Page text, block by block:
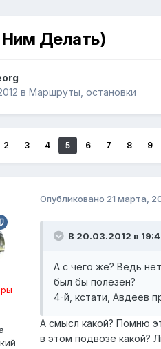
Ним Делать)
в Маршруты, остановки
2 3 4 5 6 7 8 9
Опубликовано 21 марта,
В 20.03.2012 в
А с чего же? Ведь
был бы полезен?
4-й, кстати, Авдеев
А смысл какой? Помню
в этом подвозе какой?